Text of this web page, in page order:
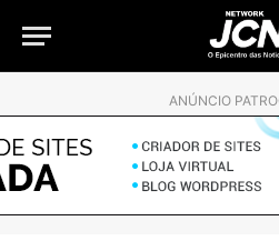
ANÚNCIO